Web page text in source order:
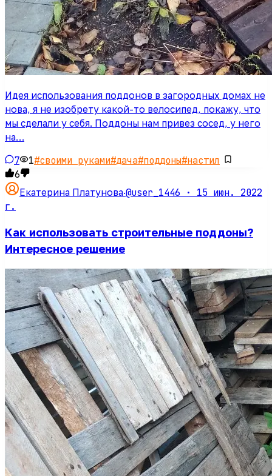
Идея использования поддонов в загородных домах не
нова, я не изобрету какой-то велосипед, покажу, что
мы сделали у себя. Поддоны нам привез сосед, у него
на…
7 1#своими руками#дача#поддоны#настил
6
Екатерина Платунова·@user_1446 · 15 июн. 2022
г.
Как использовать строительные поддоны?
Интересное решение